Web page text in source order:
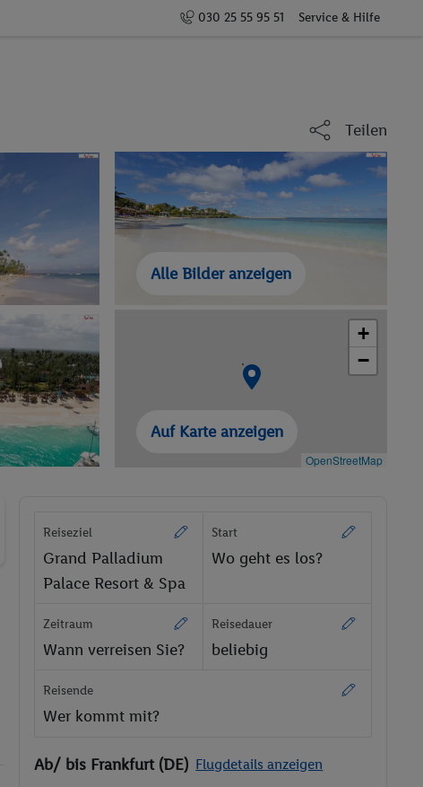
030 25 55 95 51 Service & Hilfe
Teilen
Alle Bilder anzeigen
+
−
OpenStreetMap
Auf Karte anzeigen
Reiseziel
Grand Palladium
Palace Resort & Spa
Start
Wo geht es los?
Zeitraum
Wann verreisen Sie?
Reisedauer
beliebig
Reisende
Wer kommt mit?
Ab/ bis Frankfurt (DE) Flugdetails anzeigen